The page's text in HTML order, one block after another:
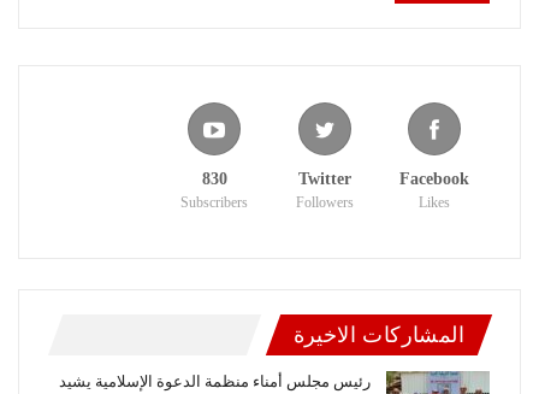
Facebook
Likes
Twitter
Followers
830
Subscribers
المشاركات الاخيرة
رئيس مجلس أمناء منظمة الدعوة الإسلامية يشيد